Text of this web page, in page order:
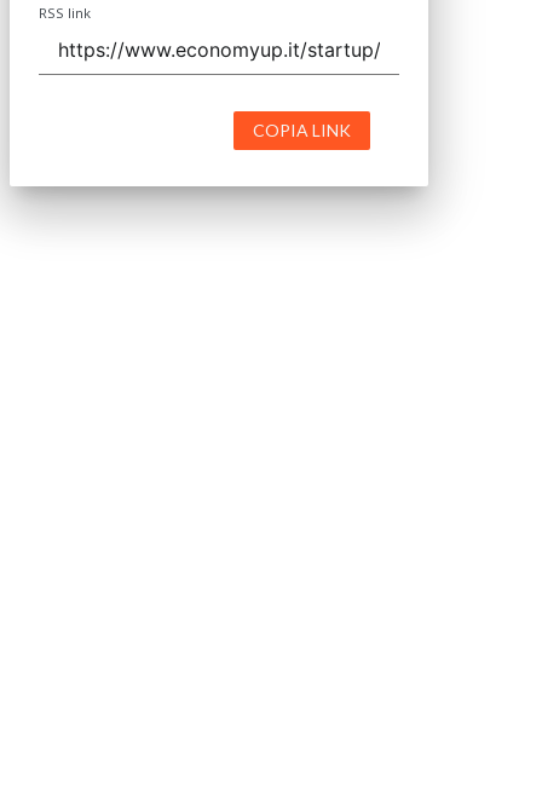
RSS link
COPIA LINK